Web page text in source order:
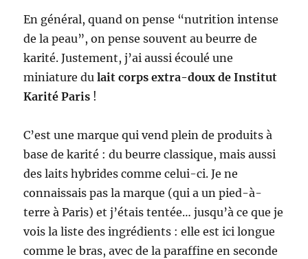
En général, quand on pense “nutrition intense
de la peau”, on pense souvent au beurre de
karité. Justement, j’ai aussi écoulé une
miniature dulait corps extra-doux de Institut
Karité Paris !
C’est une marque qui vend plein de produits à
base de karité : du beurre classique, mais aussi
des laits hybrides comme celui-ci. Je ne
connaissais pas la marque (qui a un pied-à-
terre à Paris) et j’étais tentée… jusqu’à ce que je
vois la liste des ingrédients : elle est ici longue
comme le bras, avec de la paraffine en seconde